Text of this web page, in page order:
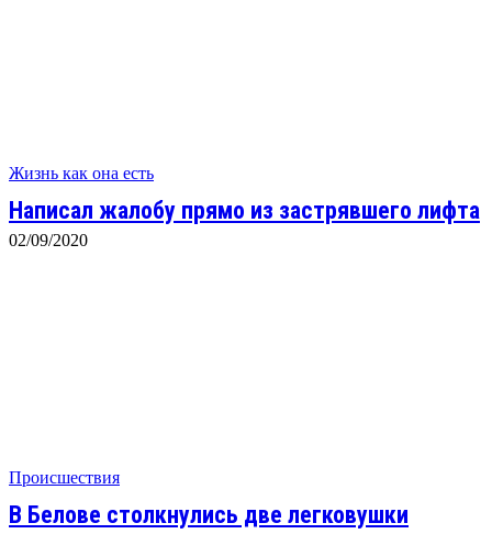
Жизнь как она есть
Написал жалобу прямо из застрявшего лифта
02/09/2020
Происшествия
В Белове столкнулись две легковушки